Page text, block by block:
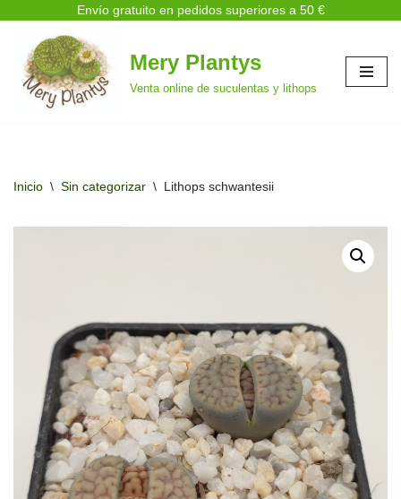
Envío gratuito en pedidos superiores a 50 €
Saltar
al
contenido
Mery Plantys
Venta online de suculentas y lithops
Inicio \ Sin categorizar \ Lithops schwantesii